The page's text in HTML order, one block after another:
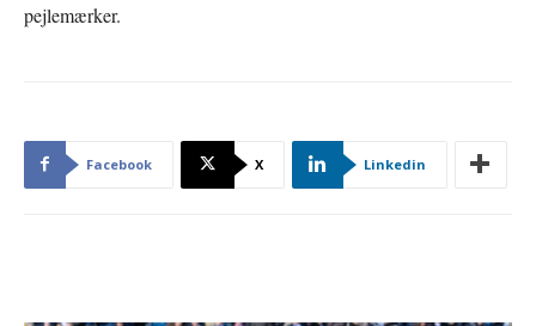
pejlemærker.
Facebook X Linkedin